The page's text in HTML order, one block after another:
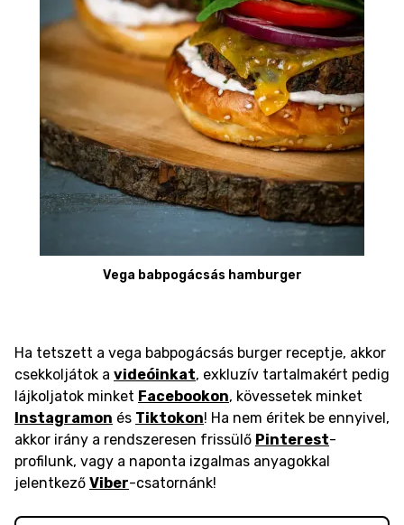
Vega babpogácsás hamburger
Ha tetszett a vega babpogácsás burger receptje, akkor
csekkoljátok a videóinkat, exkluzív tartalmakért pedig
lájkoljatok minket Facebookon, kövessetek minket
Instagramon és Tiktokon! Ha nem éritek be ennyivel,
akkor irány a rendszeresen frissülő Pinterest-
profilunk, vagy a naponta izgalmas anyagokkal
jelentkező Viber-csatornánk!